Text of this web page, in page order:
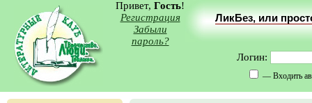
Привет, Гость!
Регистрация
Забыли
пароль?
ЛикБез, или
Логин:
— Входить